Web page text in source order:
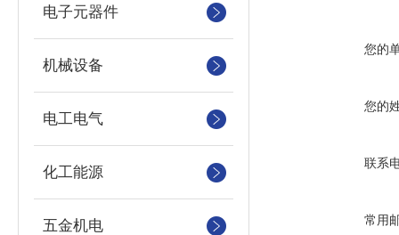
电子元器件
机械设备
电工电气
化工能源
五金机电
您的
您的
联系
常用